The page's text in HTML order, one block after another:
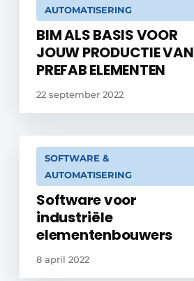
AUTOMATISERING
BIM ALS BASIS VOOR
JOUW PRODUCTIE VAN
PREFAB ELEMENTEN
22 september 2022
SOFTWARE &
AUTOMATISERING
Software voor
industriële
elementenbouwers
8 april 2022